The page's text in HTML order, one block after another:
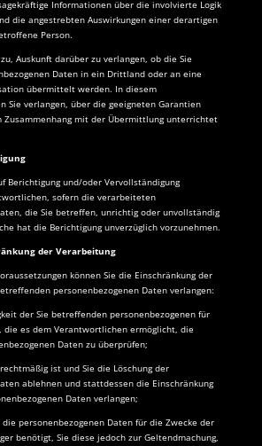
Informationen über die involvierte Logik
die angestrebten Auswirkungen einer derartigen
Person.
Auskunft darüber zu verlangen, ob die Sie
Daten in ein Drittland oder an eine
übermittelt werden. In diesem
Sie verlangen, über die geeigneten Garantien
Zusammenhang mit der Übermittlung unterrichtet
Berichtigung und/oder Vervollständigung
sofern die verarbeiteten
die Sie betreffen, unrichtig oder unvollständig
hat die Berichtigung unverzüglich vorzunehmen.
der Verarbeitung
können Sie die Einschränkung der
personenbezogenen Daten verlangen:
der Sie betreffenden personenbezogenen für
es dem Verantwortlichen ermöglicht, die
Daten zu überprüfen;
ist und Sie die Löschung der
ablehnen und stattdessen die Einschränkung
Daten verlangen;
personenbezogenen Daten für die Zwecke der
benötigt, Sie diese jedoch zur Geltendmachung,